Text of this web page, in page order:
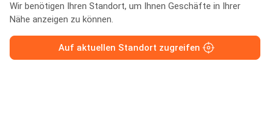
Wir benötigen Ihren Standort, um Ihnen Geschäfte in Ihrer
Nähe anzeigen zu können.
Auf aktuellen Standort zugreifen